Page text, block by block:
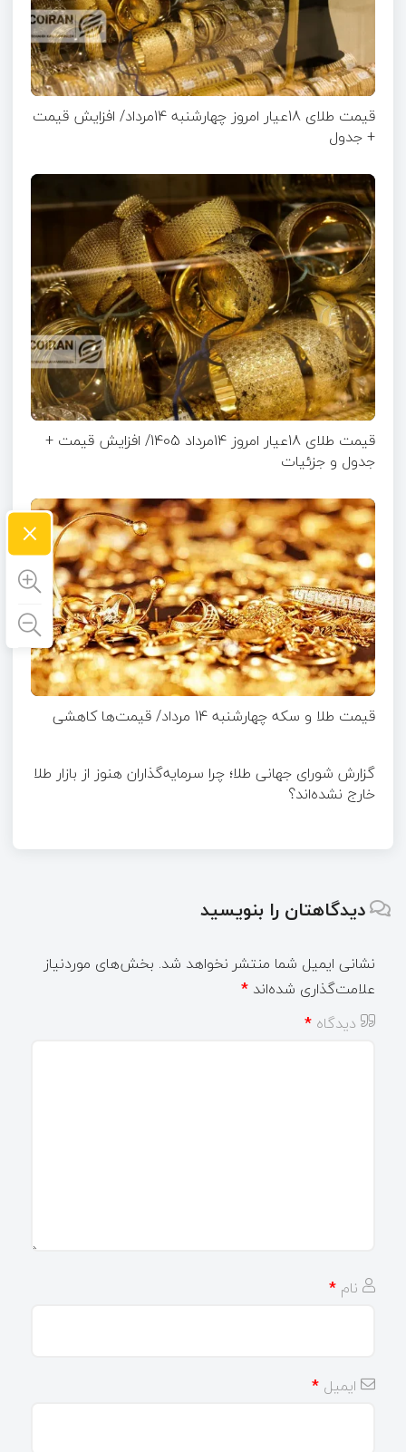
قیمت طلای 18عیار امروز چهارشنبه 14مرداد/ افزایش قیمت
+ جدول
قیمت طلای 18عیار امروز 14مرداد 1405/ افزایش قیمت +
جدول و جزئیات
قیمت طلا و سکه چهارشنبه 14 مرداد/ قیمت‌ها کاهشی
گزارش شورای جهانی طلا؛ چرا سرمایه‌گذاران هنوز از بازار طلا
خارج نشده‌اند؟
دیدگاهتان را بنویسید
نشانی ایمیل شما منتشر نخواهد شد. بخش‌های موردنیاز
علامت‌گذاری شده‌اند *
دیدگاه *
نام *
ایمیل *
×